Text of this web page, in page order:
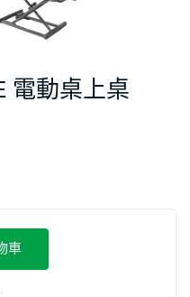
電動桌上桌
車